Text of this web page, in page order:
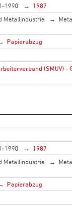
1990
1987
Metallindustrie
Papierabzug
(SMUV) -
1990
1987
Metallindustrie
Papierabzug